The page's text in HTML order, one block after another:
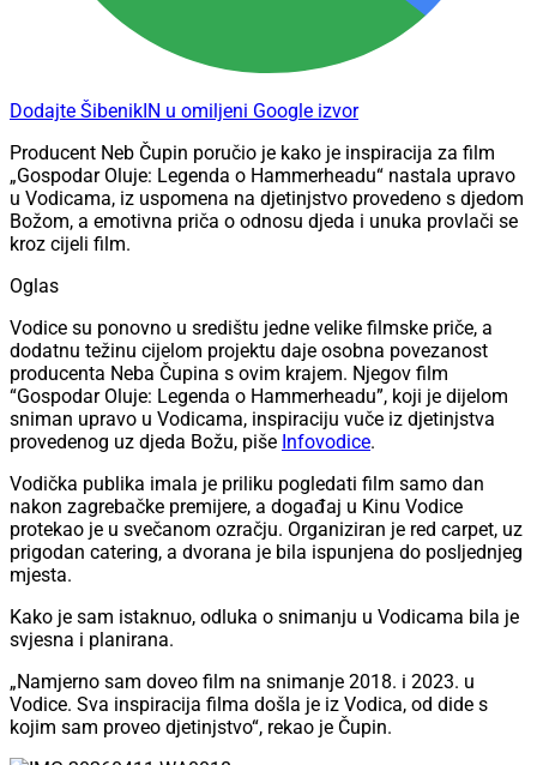
Dodajte ŠibenikIN u omiljeni Google izvor
Producent Neb Čupin poručio je kako je inspiracija za film
„Gospodar Oluje: Legenda o Hammerheadu“ nastala upravo
u Vodicama, iz uspomena na djetinjstvo provedeno s djedom
Božom, a emotivna priča o odnosu djeda i unuka provlači se
kroz cijeli film.
Oglas
Vodice su ponovno u središtu jedne velike filmske priče, a
dodatnu težinu cijelom projektu daje osobna povezanost
producenta Neba Čupina s ovim krajem. Njegov film
“Gospodar Oluje: Legenda o Hammerheadu”, koji je dijelom
sniman upravo u Vodicama, inspiraciju vuče iz djetinjstva
provedenog uz djeda Božu, piše Infovodice.
Vodička publika imala je priliku pogledati film samo dan
nakon zagrebačke premijere, a događaj u Kinu Vodice
protekao je u svečanom ozračju. Organiziran je red carpet, uz
prigodan catering, a dvorana je bila ispunjena do posljednjeg
mjesta.
Kako je sam istaknuo, odluka o snimanju u Vodicama bila je
svjesna i planirana.
„Namjerno sam doveo film na snimanje 2018. i 2023. u
Vodice. Sva inspiracija filma došla je iz Vodica, od dide s
kojim sam proveo djetinjstvo“, rekao je Čupin.